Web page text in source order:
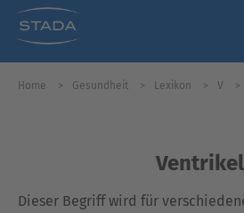
Home Gesundheit Lexikon V
Ventrikel
Dieser Begriff wird für